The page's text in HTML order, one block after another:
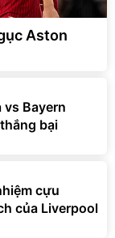
Aston
Bayern
bại
cựu
của Liverpool